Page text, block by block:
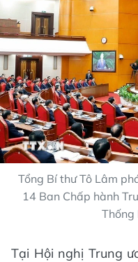
Tổng Bí thư Tô Lâm
14 Ban Chấp hành
Thống
Tại Hội nghị Trung